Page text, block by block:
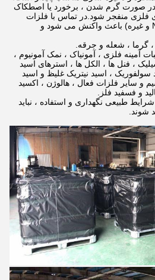
صورت گرم شدن ، برخورد یا اصطکاک
منفجر شود.در تماس با فلزات
فعال (فلزات قلیایی ، Na ، Ca و غیره) باعث واکنش می شود و
گرما ، شعله و جرقه.
آمینه فلزی ، آمونیاک ، نمک آمونیوم ،
، فنل ها ، الکل ها ، استرهای اسید
سولفوریک ، اسید نیتریک غلیظ و اسید
و سایر فلزات فعال ، هالوژن ، اکسید
و فسفید فلز.
طبیعی نگهداری و استفاده ، نباید
شوند.